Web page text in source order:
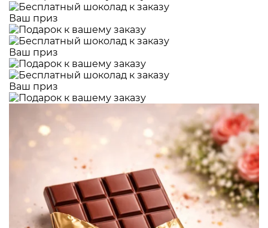
Ваш приз
Ваш приз
Ваш приз